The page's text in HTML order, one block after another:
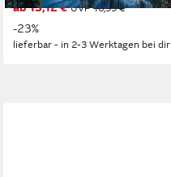
ab 13,12 € UVP16,99 €
-23%
lieferbar - in 2-3 Werktagen bei dir